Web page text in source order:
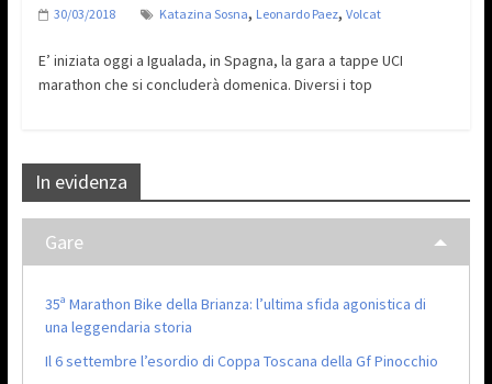
30/03/2018 Katazina Sosna, Leonardo Paez, Volcat
E’ iniziata oggi a Igualada, in Spagna, la gara a tappe UCI
marathon che si concluderà domenica. Diversi i top
In evidenza
Gare
35ª Marathon Bike della Brianza: l’ultima sfida agonistica di
una leggendaria storia
Il 6 settembre l’esordio di Coppa Toscana della Gf Pinocchio